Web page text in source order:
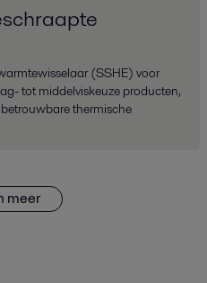
(SSHE) voor
tot middelviskeuze producten,
thermische
meer